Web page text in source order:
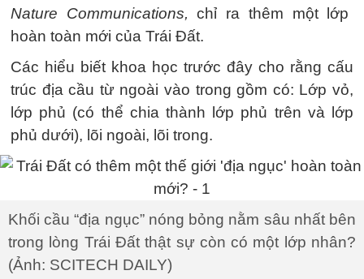
Nature Communications, chỉ ra thêm một lớp
hoàn toàn mới của Trái Đất.
Các hiểu biết khoa học trước đây cho rằng cấu
trúc địa cầu từ ngoài vào trong gồm có: Lớp vỏ,
lớp phủ (có thể chia thành lớp phủ trên và lớp
phủ dưới), lõi ngoài, lõi trong.
Khối cầu “địa ngục” nóng bỏng nằm sâu nhất bên
trong lòng Trái Đất thật sự còn có một lớp nhân?
(Ảnh: SCITECH DAILY)